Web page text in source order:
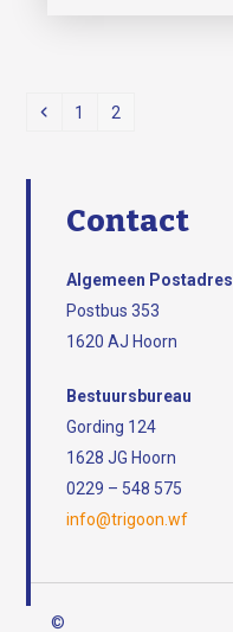
VorigePage
1 Page
2
Contact
Algemeen Postadres
Postbus 353
1620 AJ Hoorn
Bestuursbureau
Gording 124
1628 JG Hoorn
0229 – 548 575
info@trigoon.wf
©